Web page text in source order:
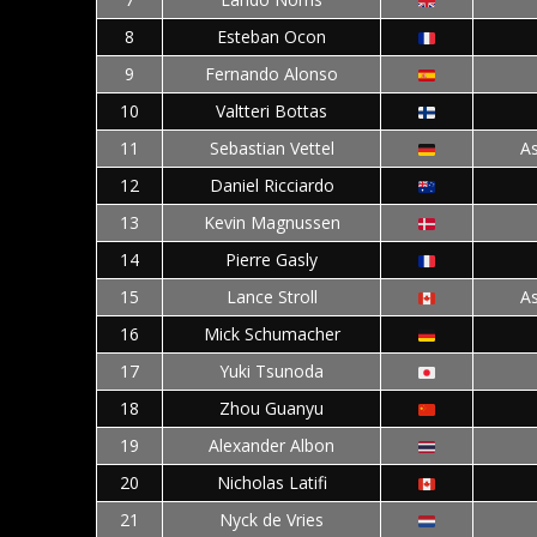
8
Esteban Ocon
9
Fernando Alonso
10
Valtteri Bottas
11
Sebastian Vettel
12
Daniel Ricciardo
13
Kevin Magnussen
14
Pierre Gasly
15
Lance Stroll
16
Mick Schumacher
17
Yuki Tsunoda
18
Zhou Guanyu
19
Alexander Albon
20
Nicholas Latifi
21
Nyck de Vries